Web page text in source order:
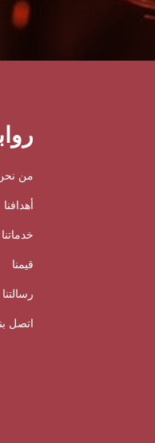
من
أهدافنا
خدماتنا
قيمنا
رسالتنا
اتصل